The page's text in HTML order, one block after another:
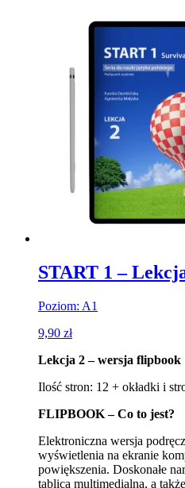
START 1 –
Poziom: A1
9,90 zł
Lekcja 2 – wersja flipbook
Ilość stron: 12 + okładki i
FLIPBOOK – Co to jest?
Elektroniczna wersja
wyświetlenia na ekranie
powiększenia. Doskonałe
tablicą multimedialną, a